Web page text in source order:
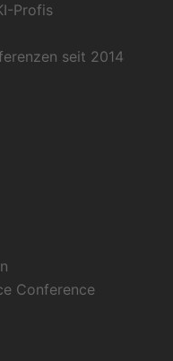
Profis
seit 2014
Conference